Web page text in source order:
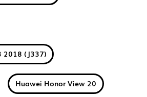
2018 (J337)
Huawei Honor View 20